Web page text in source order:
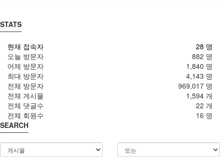
STATS
28 명
현재 접속자
882 명
오늘 방문자
1,840 명
어제 방문자
4,143 명
최대 방문자
969,017 명
전체 방문자
1,594 개
전체 게시물
22 개
전체 댓글수
16 명
전체 회원수
SEARCH